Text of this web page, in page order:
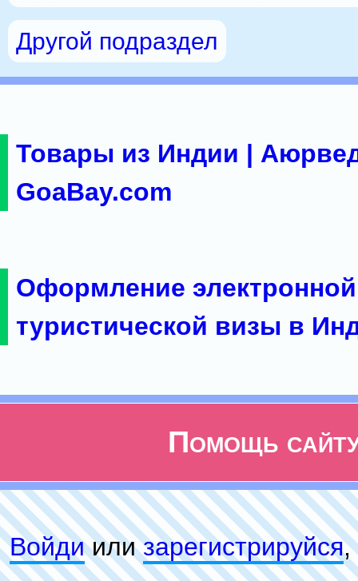
Другой подраздел
Товары из Индии |
GoaBay.com
Оформление электронной
туристической визы в
Помощь
Войдиилизарeгиcтpируйся,